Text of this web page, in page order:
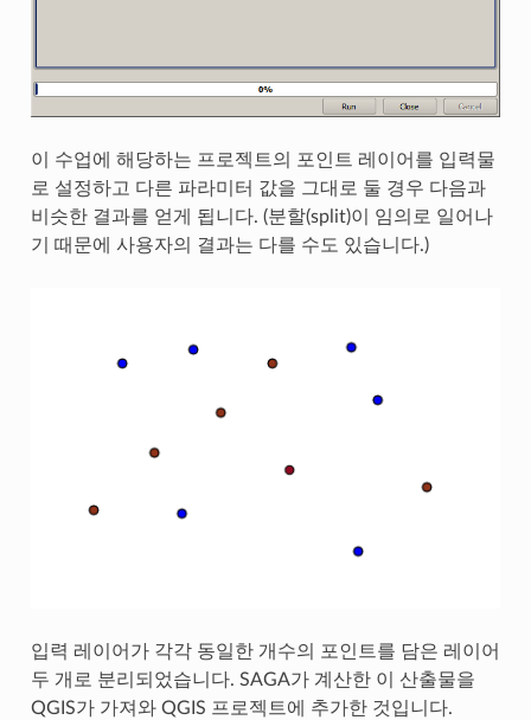
이 수업에 해당하는 프로젝트의 포인트 레이어를 입력물
로 설정하고 다른 파라미터 값을 그대로 둘 경우 다음과
비슷한 결과를 얻게 됩니다. (분할(split)이 임의로 일어나
기 때문에 사용자의 결과는 다를 수도 있습니다.)
입력 레이어가 각각 동일한 개수의 포인트를 담은 레이어
두 개로 분리되었습니다. SAGA가 계산한 이 산출물을
QGIS가 가져와 QGIS 프로젝트에 추가한 것입니다.